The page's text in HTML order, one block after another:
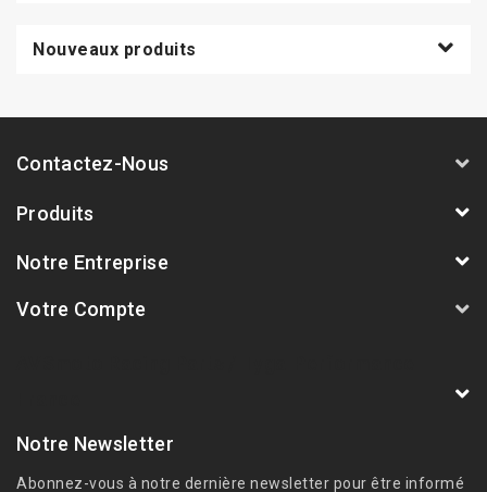
Nouveaux produits
Contactez-Nous
Produits
Notre Entreprise
Votre Compte
Notre Newsletter
Abonnez-vous à notre dernière newsletter pour être informé